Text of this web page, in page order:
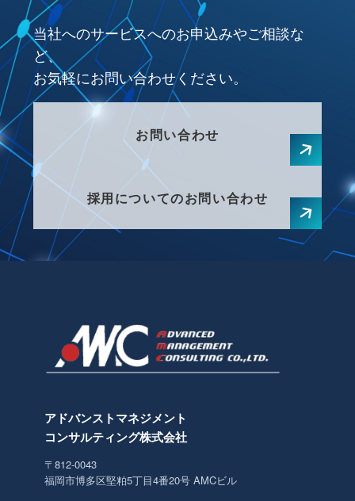
当社へのサービスへのお申込みやご相談な
ど、
お気軽にお問い合わせください。
お問い合わせ
採用についてのお問い合わせ
アドバンストマネジメント
コンサルティング株式会社
〒812-0043
福岡市博多区堅粕5丁目4番20号 AMCビル